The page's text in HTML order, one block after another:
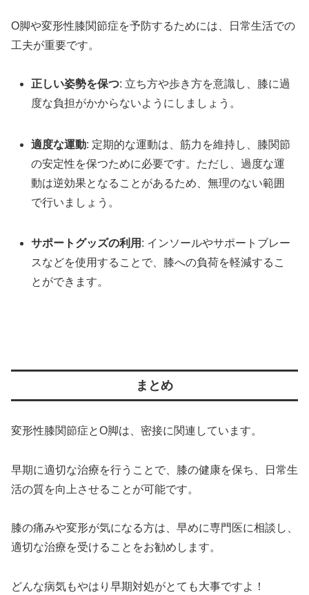
O脚や変形性膝関節症を予防するためには、日常生活での
工夫が重要です。
正しい姿勢を保つ: 立ち方や歩き方を意識し、膝に過
度な負担がかからないようにしましょう。
適度な運動: 定期的な運動は、筋力を維持し、膝関節
の安定性を保つために必要です。ただし、過度な運
動は逆効果となることがあるため、無理のない範囲
で行いましょう。
サポートグッズの利用 : インソールやサポートブレー
スなどを使用することで、膝への負荷を軽減するこ
とができます。
まとめ
変形性膝関節症とO脚は、密接に関連しています。
早期に適切な治療を行うことで、膝の健康を保ち、日常生
活の質を向上させることが可能です。
膝の痛みや変形が気になる方は、早めに専門医に相談し、
適切な治療を受けることをお勧めします。
どんな病気もやはり早期対処がとても大事ですよ！